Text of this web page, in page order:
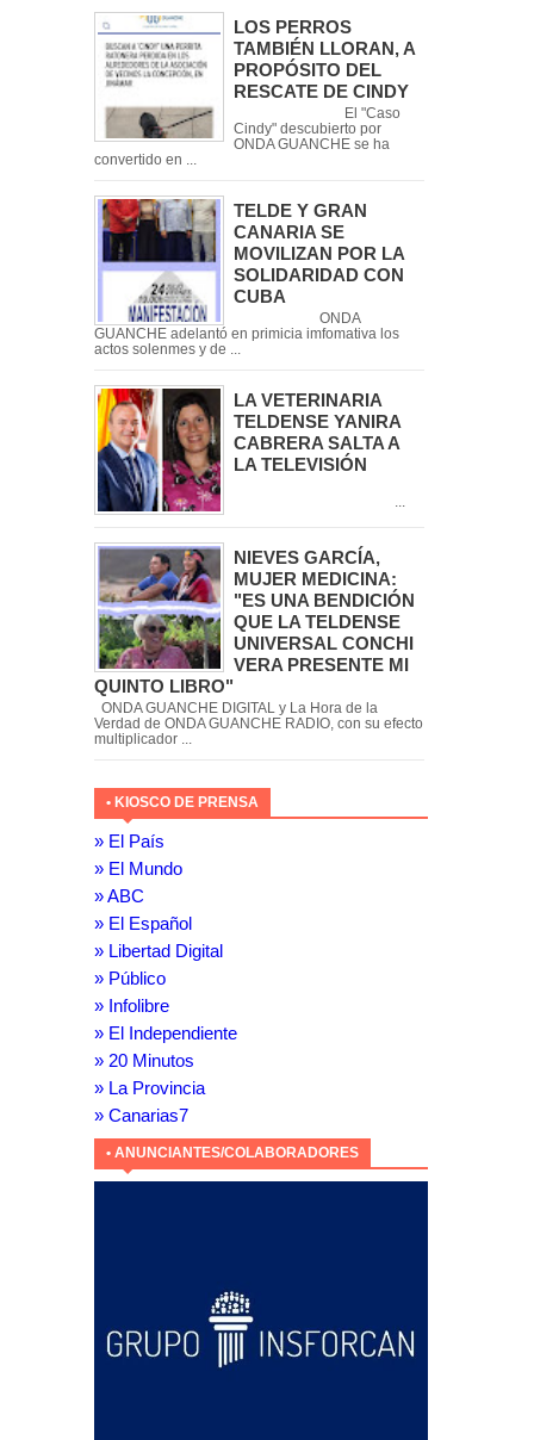
LOS PERROS
TAMBIÉN LLORAN, A
PROPÓSITO DEL
RESCATE DE CINDY
El "Caso
Cindy" descubierto por
ONDA GUANCHE se ha
convertido en ...
TELDE Y GRAN
CANARIA SE
MOVILIZAN POR LA
SOLIDARIDAD CON
CUBA
ONDA
GUANCHE adelantó en primicia imfomativa los
actos solenmes y de ...
LA VETERINARIA
TELDENSE YANIRA
CABRERA SALTA A
LA TELEVISIÓN
NIEVES GARCÍA,
MUJER MEDICINA:
"ES UNA BENDICIÓN
QUE LA TELDENSE
UNIVERSAL CONCHI
VERA PRESENTE MI
QUINTO LIBRO"
ONDA GUANCHE DIGITAL y La Hora de la
Verdad de ONDA GUANCHE RADIO, con su efecto
multiplicador ...
• KIOSCO DE PRENSA
» El País
» El Mundo
» ABC
» El Español
» Libertad Digital
» Público
» Infolibre
» El Independiente
» 20 Minutos
» La Provincia
» Canarias7
• ANUNCIANTES/COLABORADORES